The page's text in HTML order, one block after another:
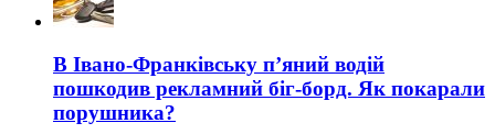
В Івано-Франківську п’яний водій
пошкодив рекламний біг-борд. Як покарали
порушника?